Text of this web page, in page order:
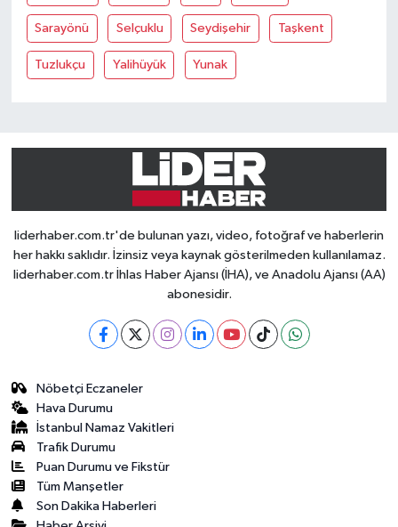
Sarayönü Selçuklu Seydişehir Taşkent
Tuzlukçu Yalihüyük Yunak
liderhaber.com.tr'de bulunan yazı, video, fotoğraf ve haberlerin
her hakkı saklıdır. İzinsiz veya kaynak gösterilmeden kullanılamaz.
liderhaber.com.tr İhlas Haber Ajansı (İHA), ve Anadolu Ajansı (AA)
abonesidir.
Nöbetçi Eczaneler
Hava Durumu
İstanbul Namaz Vakitleri
Trafik Durumu
Puan Durumu ve Fikstür
Tüm Manşetler
Son Dakika Haberleri